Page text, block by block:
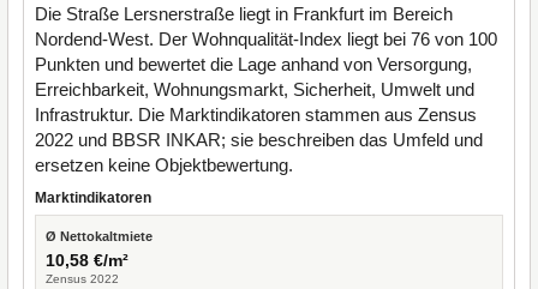
Die Straße Lersnerstraße liegt in Frankfurt im Bereich
Nordend-West. Der Wohnqualität-Index liegt bei 76 von 100
Punkten und bewertet die Lage anhand von Versorgung,
Erreichbarkeit, Wohnungsmarkt, Sicherheit, Umwelt und
Infrastruktur. Die Marktindikatoren stammen aus Zensus
2022 und BBSR INKAR; sie beschreiben das Umfeld und
ersetzen keine Objektbewertung.
Marktindikatoren
Ø Nettokaltmiete
10,58 €/m²
Zensus 2022